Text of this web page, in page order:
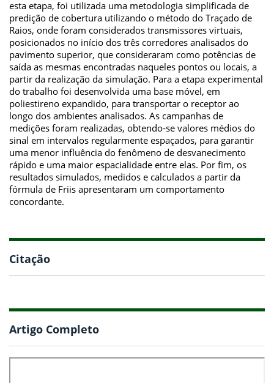
esta etapa, foi utilizada uma metodologia simplificada de
predição de cobertura utilizando o método do Traçado de
Raios, onde foram considerados transmissores virtuais,
posicionados no início dos três corredores analisados do
pavimento superior, que consideraram como potências de
saída as mesmas encontradas naqueles pontos ou locais, a
partir da realização da simulação. Para a etapa experimental
do trabalho foi desenvolvida uma base móvel, em
poliestireno expandido, para transportar o receptor ao
longo dos ambientes analisados. As campanhas de
medições foram realizadas, obtendo-se valores médios do
sinal em intervalos regularmente espaçados, para garantir
uma menor influência do fenômeno de desvanecimento
rápido e uma maior espacialidade entre elas. Por fim, os
resultados simulados, medidos e calculados a partir da
fórmula de Friis apresentaram um comportamento
concordante.
Citação
Artigo Completo